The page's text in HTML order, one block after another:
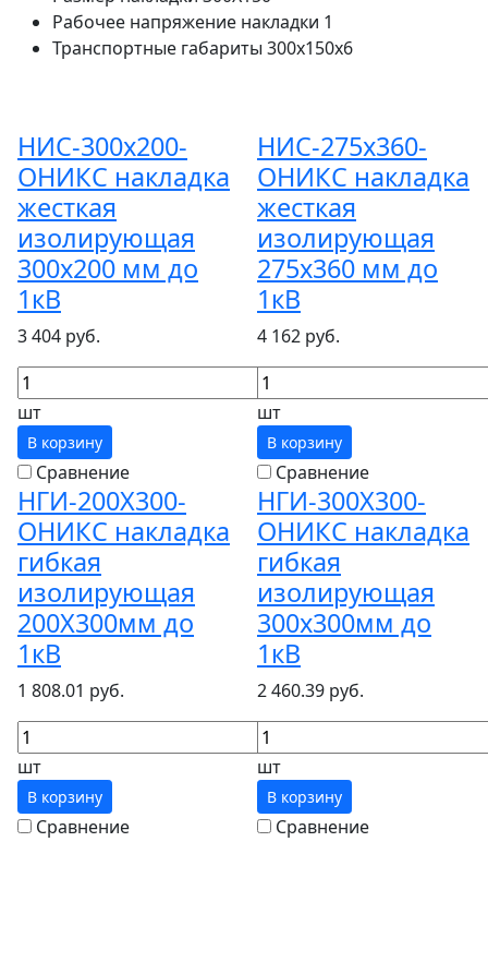
Рабочее напряжение накладки 1
Транспортные габариты 300х150х6
НИС-300х200-
ОНИКС накладка
жесткая
изолирующая
300х200 мм до
1кВ
3 404 руб.
шт
В корзину
Сравнение
НИС-275х360-
ОНИКС накладка
жесткая
изолирующая
275х360 мм до
1кВ
4 162 руб.
шт
В корзину
Сравнение
НГИ-200Х300-
ОНИКС накладка
гибкая
изолирующая
200Х300мм до
1кВ
1 808.01 руб.
шт
В корзину
Сравнение
НГИ-300Х300-
ОНИКС накладка
гибкая
изолирующая
300х300мм до
1кВ
2 460.39 руб.
шт
В корзину
Сравнение